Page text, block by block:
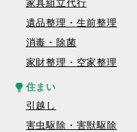
家具組立代行
遺品整理・生前整理
消毒・除菌
家財整理・空家整理
住まい
引越し
害虫駆除・害獣駆除